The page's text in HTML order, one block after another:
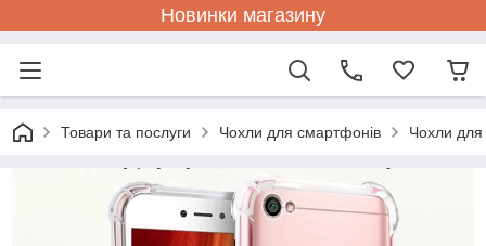
Новинки магазину
Товари та послуги Чохли для смартфонів Чохли